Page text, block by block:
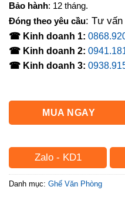
Bảo hành: 12 tháng.
Đóng theo yêu cầu: Tư vấn
☎ Kinh doanh 1:
☎ Kinh doanh 2:
☎ Kinh doanh 3:
MUA NGAY
Zalo - KD1
Danh mục: Ghế Văn Phòng